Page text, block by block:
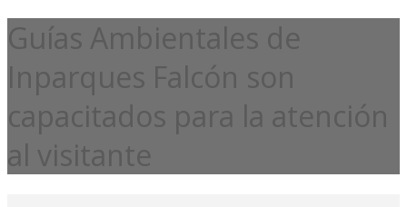
Guías Ambientales de
Inparques Falcón son
capacitados para la atención
al visitante